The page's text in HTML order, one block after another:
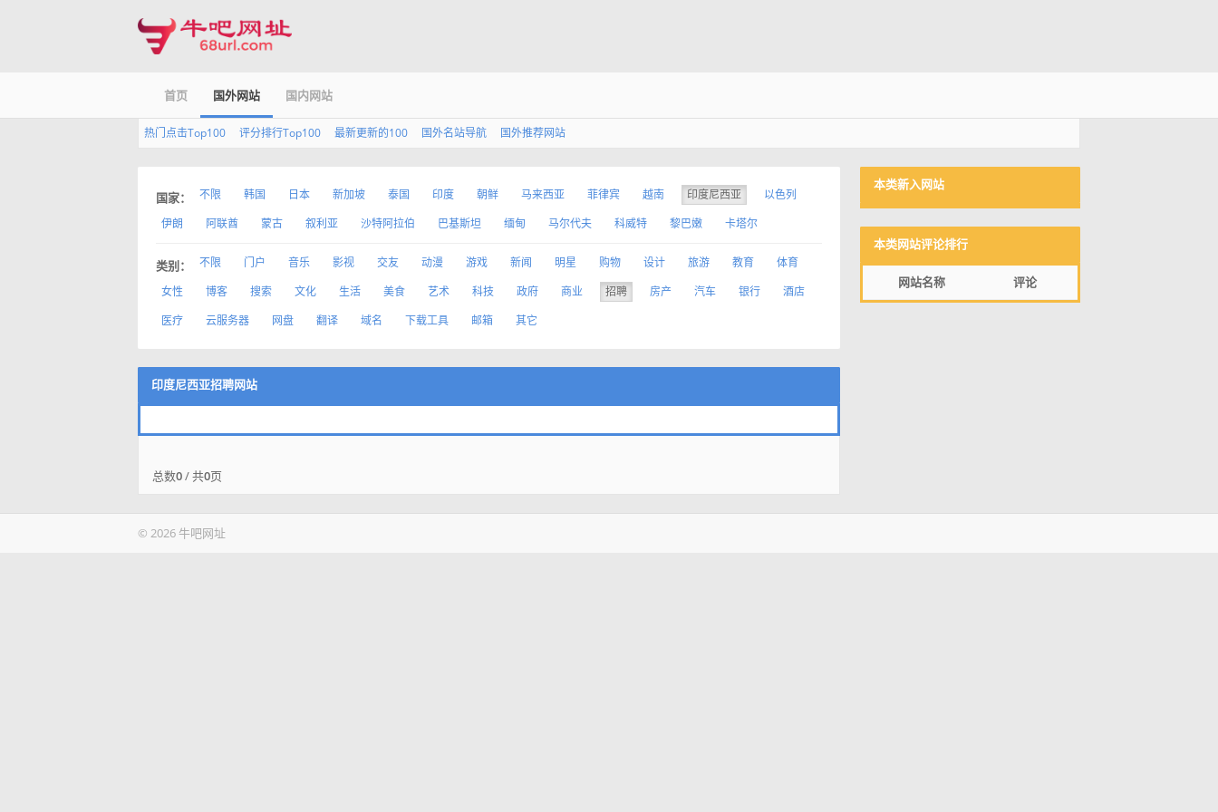
首页 国外网站 国内网站
热门点击Top100 评分排行Top100 最新更新的100 国外名站导航 国外推荐网站
国家： 不限 韩国 日本 新加坡 泰国 印度 朝鲜 马来西亚 菲律宾 越南 印度尼西亚
以色列
伊朗
阿联酋 蒙古 叙利亚 沙特阿拉伯 巴基斯坦 缅甸 马尔代夫 科威特 黎巴嫩 卡塔尔
类别： 不限 门户 音乐 影视 交友 动漫 游戏 新闻 明星 购物 设计 旅游 教育
体育
女性
博客 搜索 文化 生活 美食 艺术 科技 政府 商业 招聘 房产 汽车 银行
酒店
医疗
云服务器 网盘 翻译 域名 下载工具 邮箱 其它
印度尼西亚招聘网站
总数0/ 共0页
本类新入网站
本类网站评论排行
网站名称 评论
© 2026 牛吧网址